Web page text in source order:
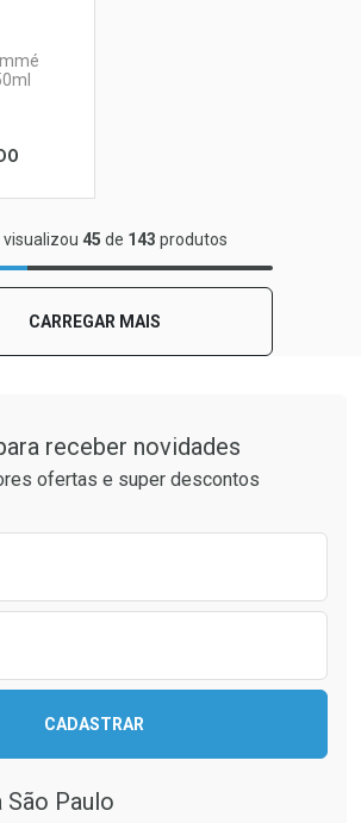
FECHAR
FECHAR
visualizou 45 de 143 produtos
CARREGAR MAIS
receber novidades
ofertas e super descontos
CADASTRAR
São Paulo